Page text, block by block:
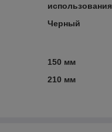
использования
Черный
150 мм
210 мм